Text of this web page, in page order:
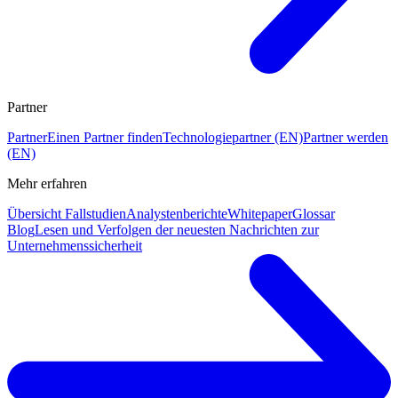
Partner
PartnerEinen Partner findenTechnologiepartner (EN)Partner werden
(EN)
Mehr erfahren
Übersicht FallstudienAnalystenberichteWhitepaperGlossar
BlogLesen und Verfolgen der neuesten Nachrichten zur
Unternehmenssicherheit